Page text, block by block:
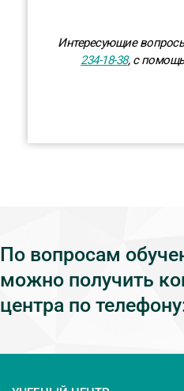
Интересующие
234-18-38, с
По вопросам
можно получить
центра по